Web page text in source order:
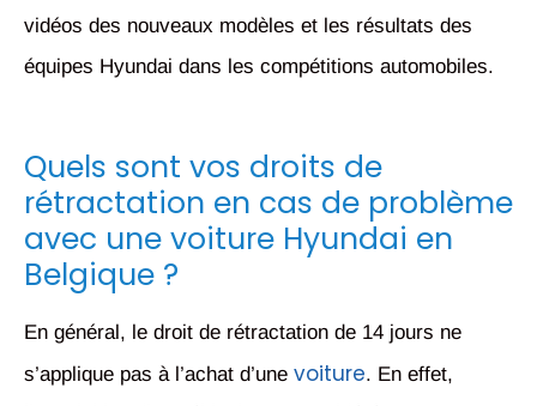
vidéos des nouveaux modèles et les résultats des
équipes Hyundai dans les compétitions automobiles.
Quels sont vos droits de
rétractation en cas de problème
avec une voiture Hyundai en
Belgique ?
En général, le droit de rétractation de 14 jours ne
s’applique pas à l’achat d’une voiture. En effet,